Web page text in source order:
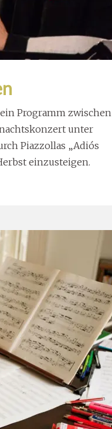
Programm zwischen
unter
Piazzollas „Adiós
einzusteigen.